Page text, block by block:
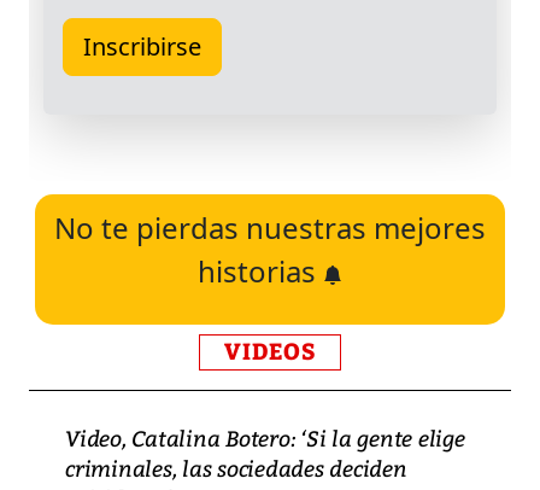
No te pierdas nuestras mejores
historias
VIDEOS
Video, Catalina Botero: ‘Si la gente elige
criminales, las sociedades deciden